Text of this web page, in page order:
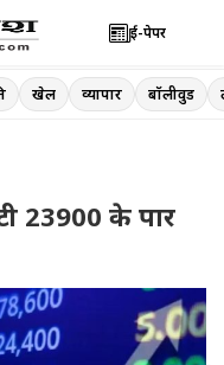
ई-पेपर
खेल व्यापार बॉलीवुड
23900 के पार